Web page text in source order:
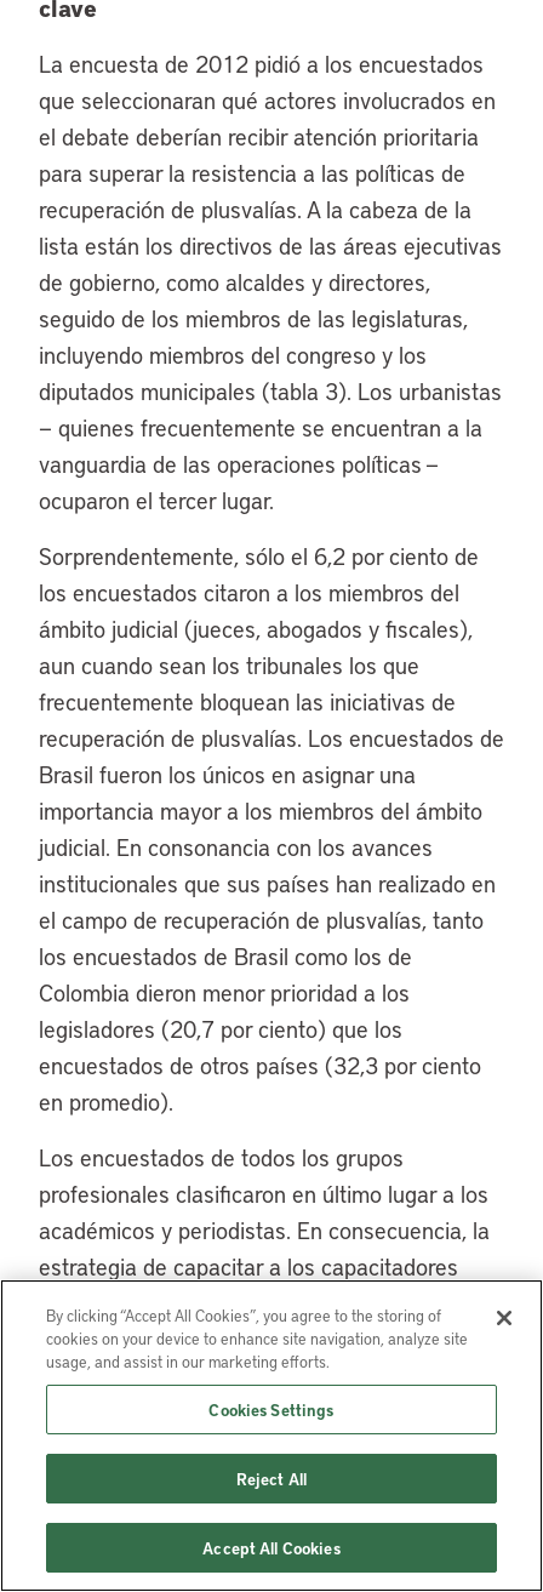
clave
La encuesta de 2012 pidió a los encuestados
que seleccionaran qué actores involucrados en
el debate deberían recibir atención prioritaria
para superar la resistencia a las políticas de
recuperación de plusvalías. A la cabeza de la
lista están los directivos de las áreas ejecutivas
de gobierno, como alcaldes y directores,
seguido de los miembros de las legislaturas,
incluyendo miembros del congreso y los
diputados municipales (tabla 3). Los urbanistas
— quienes frecuentemente se encuentran a la
vanguardia de las operaciones políticas —
ocuparon el tercer lugar.
Sorprendentemente, sólo el 6,2 por ciento de
los encuestados citaron a los miembros del
ámbito judicial (jueces, abogados y fiscales),
aun cuando sean los tribunales los que
frecuentemente bloquean las iniciativas de
recuperación de plusvalías. Los encuestados de
Brasil fueron los únicos en asignar una
importancia mayor a los miembros del ámbito
judicial. En consonancia con los avances
institucionales que sus países han realizado en
el campo de recuperación de plusvalías, tanto
los encuestados de Brasil como los de
Colombia dieron menor prioridad a los
legisladores (20,7 por ciento) que los
encuestados de otros países (32,3 por ciento
en promedio).
Los encuestados de todos los grupos
profesionales clasificaron en último lugar a los
académicos y periodistas. En consecuencia, la
estrategia de capacitar a los capacitadores
parecería ser contraproducente, en la medida
en que no se considera a los académicos como
actores importantes para reducir la resistencia
a las políticas de recuperación de plusvalías.
Este resultado respalda el enfoque del
programa del Instituto Lincoln sobre la
construcción de capacidad entre las
autoridades públicas directamente involucradas
By clicking “Accept All Cookies”, you agree to the storing of
cookies on your device to enhance site navigation, analyze site
usage, and assist in our marketing efforts.
Cookies Settings
Reject All
Accept All Cookies